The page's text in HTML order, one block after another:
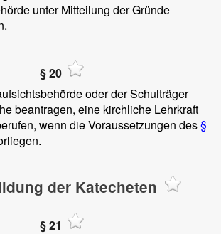
unter Mitteilung der Gründe
§ 20
oder der Schulträger
beantragen, eine kirchliche Lehrkraft
wenn die Voraussetzungen des§
der Katecheten
§ 21